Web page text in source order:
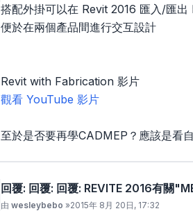
搭配外掛可以在 Revit 2016 匯入/匯
便於在兩個產品間進行交互設計
Revit with Fabrication 影片
觀看 YouTube 影片
至於是否要再學CADMEP？應該是看
回覆: 回覆: 回覆: REVITE 2016有關
文章
由 wesleybebo »2015年 8月 20日, 17:32